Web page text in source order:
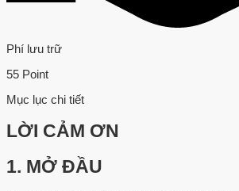
Phí lưu trữ
55 Point
Mục lục chi tiết
LỜI CẢM ƠN
1. MỞ ĐẦU